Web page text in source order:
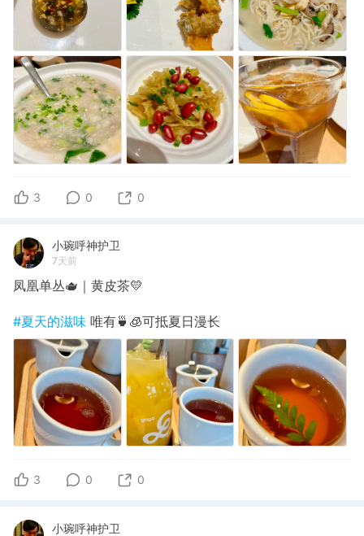
3 0 0
小琬呼神护卫
7天前
凤凰单丛🫖｜黄皮茶💛
#夏天的滋味 唯有🍵🧊可抵夏日漫长
3 0 0
小琬呼神护卫